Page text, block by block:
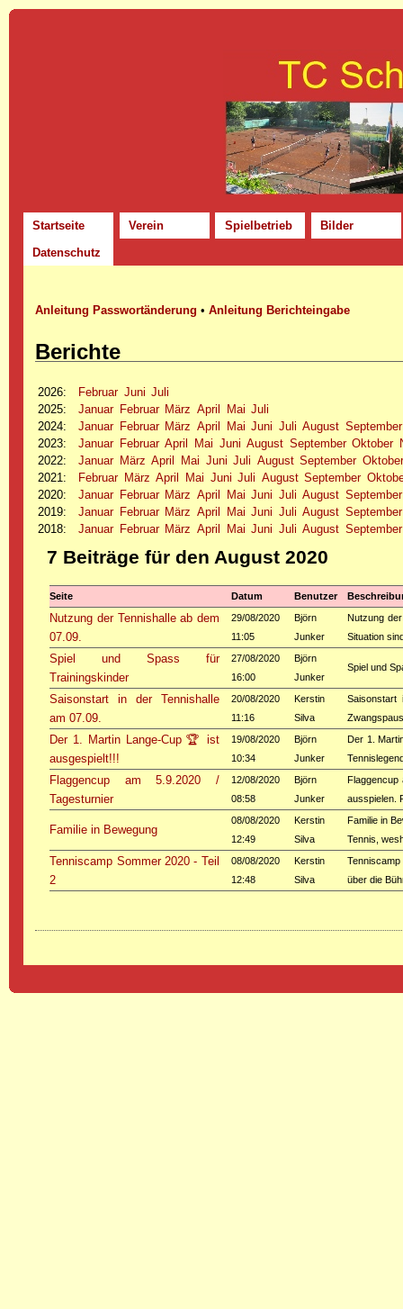
Startseite Verein Spielbetrieb
Bilder
Datenschutz
Anleitung Passwortänderung •Anleitung Berichteingabe
Berichte
2026: Februar Juni Juli
2025: Januar Februar März April Mai Juli
2024: Januar Februar März April Mai Juni Juli August September
2023: Januar Februar April Mai Juni August September Oktober
2022: Januar März April Mai Juni Juli August September
2021: Februar März April Mai Juni Juli August September
2020: Januar Februar März April Mai Juni Juli August September
2019: Januar Februar März April Mai Juni Juli August September
2018: Januar Februar März April Mai Juni Juli August September
7 Beiträge für den August 2020
Seite Datum Benutzer
Nutzung der Tennishalle ab dem
07.09.
29/08/2020
11:05
Björn
Junker
Nutzung
Situation
Spiel und Spass für
Trainingskinder
27/08/2020
16:00
Björn
Junker
Spiel und
Saisonstart in der Tennishalle
am 07.09.
20/08/2020
11:16
Kerstin
Silva
Saisonstart
Der 1. Martin Lange-Cup 🏆 ist
ausgespielt!!!
19/08/2020
10:34
Björn
Junker
Der 1.
Flaggencup am 5.9.2020 /
Tagesturnier
12/08/2020
08:58
Björn
Junker
Flaggencup
ausspielen.
Familie in Bewegung
08/08/2020
12:49
Kerstin
Silva
Familie in
Tennis,
Tenniscamp Sommer 2020 - Teil
2
08/08/2020
12:48
Kerstin
Silva
Tenniscamp
über die